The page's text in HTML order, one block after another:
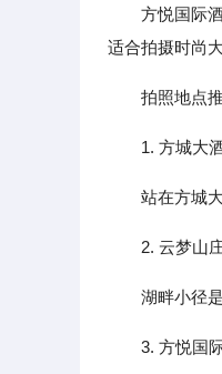
方悦国际
适合拍摄时尚
拍照地点
1. 方城大
站在方城
2. 云梦山
湖畔小径
3. 方悦国